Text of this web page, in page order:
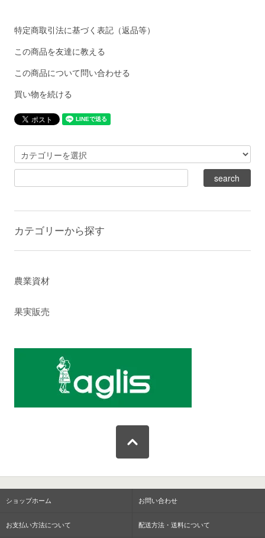
特定商取引法に基づく表記（返品等）
この商品を友達に教える
この商品について問い合わせる
買い物を続ける
カテゴリーから探す
農業資材
果実販売
ショップホーム お問い合わせ
お支払い方法について 配送方法・送料について